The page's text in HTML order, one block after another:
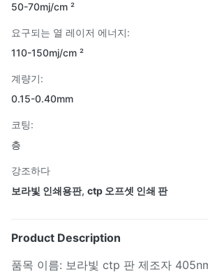
50-70mj/cm ²
요구되는 열 레이저 에너지:
110-150mj/cm ²
계량기:
0.15-0.40mm
코팅:
층
강조하다
보라빛 인쇄용판, ctp 오프셋 인쇄 판
Product Description
품목 이름: 보라빛 ctp 판 제조자